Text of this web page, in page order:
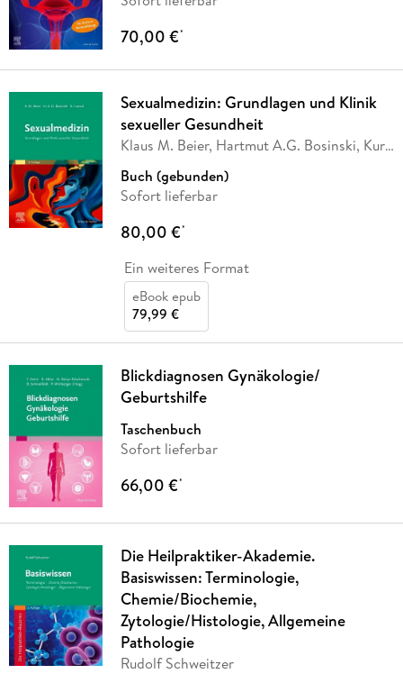
70,00 €*
Sexualmedizin: Grundlagen und Klinik
sexueller Gesundheit
Klaus M. Beier, Hartmut A.G. Bosinski, Kurt
Buch (gebunden)
Sofort lieferbar
80,00 €*
Ein weiteres Format
eBook epub
79,99 €
Blickdiagnosen Gynäkologie/
Geburtshilfe
Taschenbuch
Sofort lieferbar
66,00 €*
Die Heilpraktiker-Akademie.
Basiswissen: Terminologie,
Chemie/Biochemie,
Zytologie/Histologie, Allgemeine
Pathologie
Rudolf Schweitzer